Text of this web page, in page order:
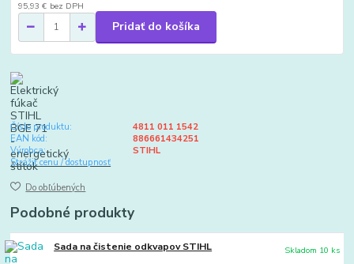
95,93 € bez DPH
Pridať do košíka
Číslo produktu:
4811 011 1542
EAN kód:
886661434251
Výrobca:
STIHL
Strážiť cenu / dostupnosť
Do obľúbených
Podobné produkty
Sada na čistenie odkvapov STIHL Skladom 10 ks